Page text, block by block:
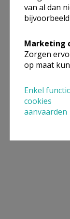
van al dan
Marketing
Zorgen
op maat
Enkel
cookies
aanvaarden